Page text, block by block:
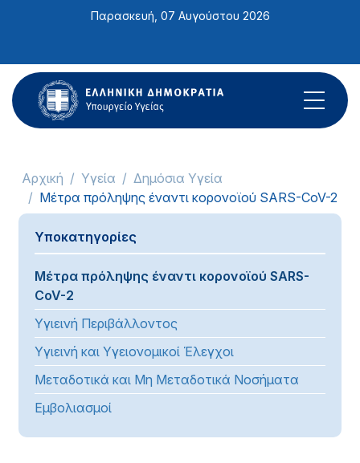
ιστότοπος
περιλαμβάνει
ένα
σύστημα
Παρασκευή, 07 Αυγούστου 2026
Αρχική Υγεία
Δημόσια Υγεία
Μέτρα πρόληψης έναντι κορονοϊού SARS-CoV-2
Υποκατηγορίες
Μέτρα πρόληψης έναντι κορονοϊού SARS-
CoV-2
Υγιεινή Περιβάλλοντος
Υγιεινή και Υγειονομικοί Έλεγχοι
Μεταδοτικά και Μη Μεταδοτικά Νοσήματα
Εμβολιασμοί